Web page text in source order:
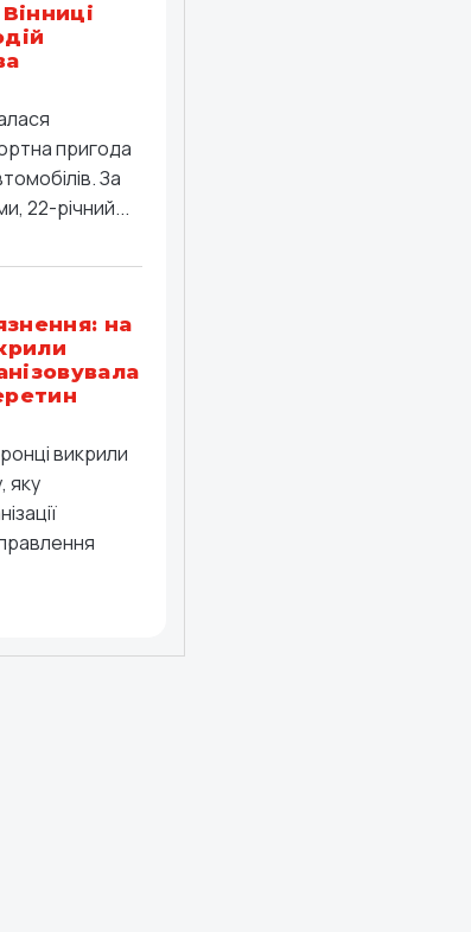
пригода
За
22-річний...
на
викрили
яку